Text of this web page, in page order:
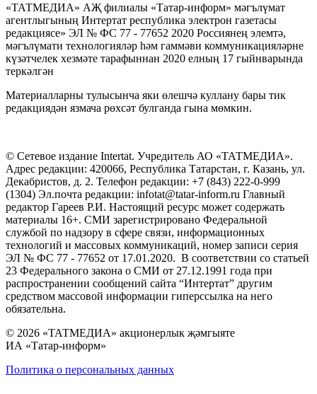
«ТАТМЕДИА» АҖ филиалы «Татар-информ» мәгълүмат
агентлыгының Интертат республика электрон газетасы
редакциясе» ЭЛ № ФС 77 - 77652 2020 Россиянең элемтә,
мәгълүмати технологияләр һәм гаммәви коммуникацияләрне
күзәтчелек хезмәте тарафыннан 2020 елның 17 гыйнварында
теркәлгән
Материалларны тулысынча яки өлешчә куллану бары тик
редакциядән язмача рөхсәт булганда гына мөмкин.
© Сетевое издание Intertat. Учредитель АО «ТАТМЕДИА».
Адрес редакции: 420066, Республика Татарстан, г. Казань, ул.
Декабристов, д. 2. Телефон редакции: +7 (843) 222-0-999
(1304) Эл.почта редакции: infotat@tatar-inform.ru Главный
редактор Гареев Р.И. Настоящий ресурс может содержать
материалы 16+. СМИ зарегистрировано Федеральной
службой по надзору в сфере связи, информационных
технологий и массовых коммуникаций, номер записи серия
ЭЛ № ФС 77 - 77652 от 17.01.2020. В соответствии со статьей
23 Федерального закона о СМИ от 27.12.1991 года при
распространении сообщений сайта “Интертат” другим
средством массовой информации гиперссылка на него
обязательна.
© 2026 «ТАТМЕДИА» акционерлык җәмгыяте
ИА «Татар-информ»
Политика о персональных данных